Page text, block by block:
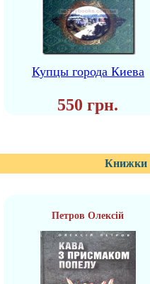
Купцы города Киева
550 грн.
Книжки
Петров Олексій